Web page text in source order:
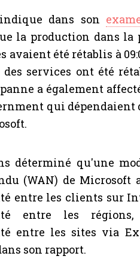
dans son
la production dans la
avaient été rétablis à
services ont été
a également
qui dépendaient
déterminé qu'une
(WAN) de
entre les clients sur
entre les
entre les sites via
son rapport.